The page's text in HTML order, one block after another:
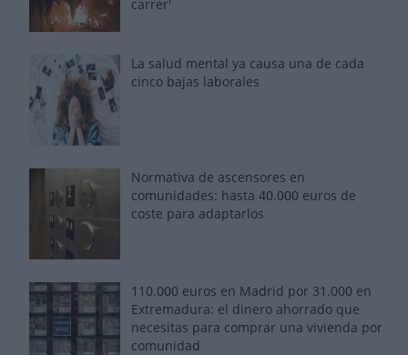
carrer'
La salud mental ya causa una de cada
cinco bajas laborales
Normativa de ascensores en
comunidades: hasta 40.000 euros de
coste para adaptarlos
110.000 euros en Madrid por 31.000 en
Extremadura: el dinero ahorrado que
necesitas para comprar una vivienda por
comunidad